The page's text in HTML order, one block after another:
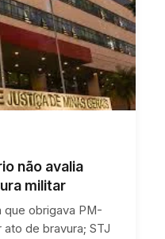
não avalia
militar
obrigava PM-
de bravura; STJ